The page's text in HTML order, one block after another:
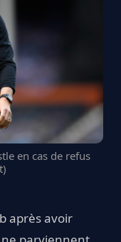
en cas de refus
après avoir